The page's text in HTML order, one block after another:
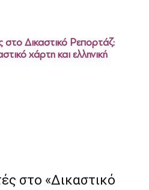
στο Δικαστικό Ρεπορτάζ:
χάρτη και ελληνική
στο «Δικαστικό